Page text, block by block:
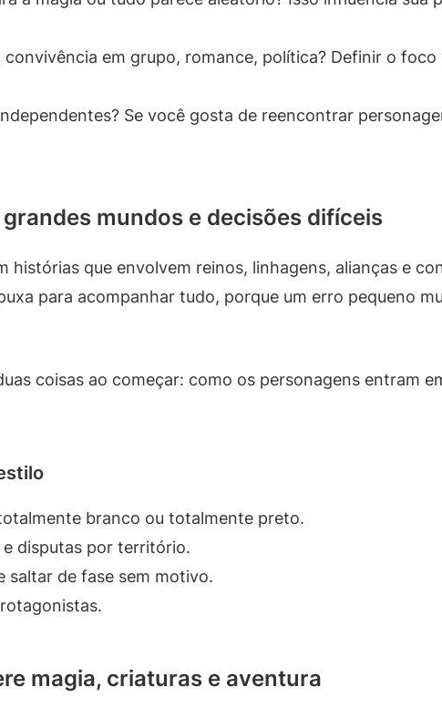
em grupo, romance, política? Definir o foco
Se você gosta de reencontrar
mundos e decisões difíceis
histórias que envolvem reinos, linhagens, alianças e
para acompanhar tudo, porque um erro pequeno
coisas ao começar: como os personagens entram
branco ou totalmente preto.
disputas por território.
saltar de fase sem motivo.
magia, criaturas e aventura